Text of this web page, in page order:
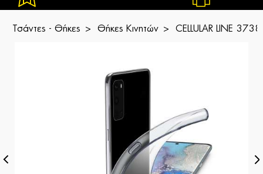
Τσάντες - Θήκες Θήκες Κινητών CELLULAR LINE